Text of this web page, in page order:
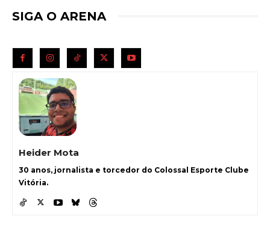
SIGA O ARENA
Heider Mota
30 anos, jornalista e torcedor do Colossal Esporte Clube
Vitória.